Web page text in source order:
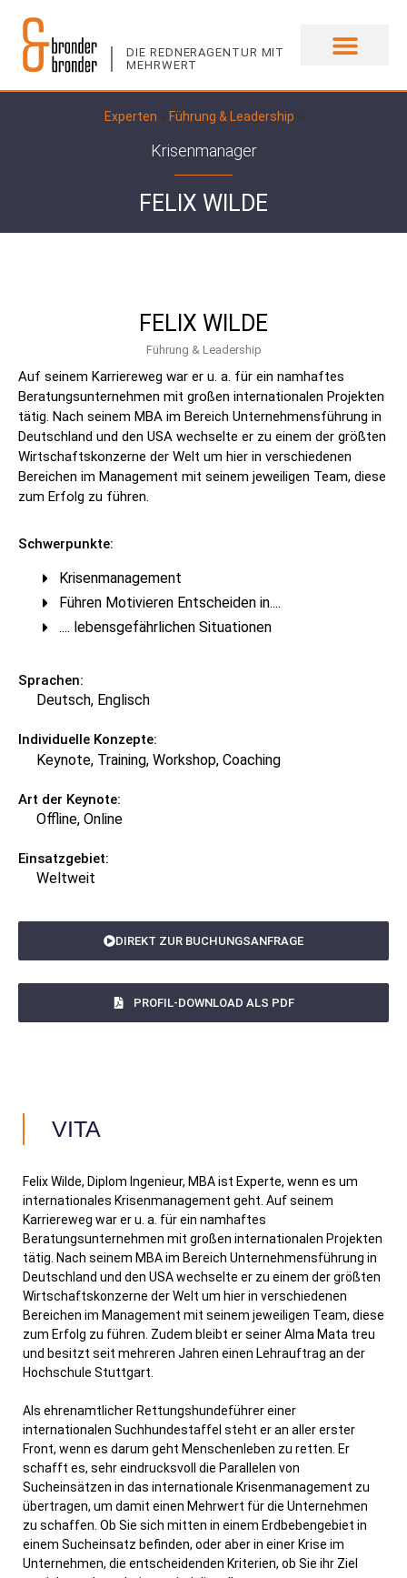
DIE REDNERAGENTUR MIT
MEHRWERT
Experten Führung & Leadership
Krisenmanager
FELIX WILDE
FELIX WILDE
Führung & Leadership
Auf seinem Karriereweg war er u. a. für ein namhaftes
Beratungsunternehmen mit großen internationalen Projekten
tätig. Nach seinem MBA im Bereich Unternehmensführung in
Deutschland und den USA wechselte er zu einem der größten
Wirtschaftskonzerne der Welt um hier in verschiedenen
Bereichen im Management mit seinem jeweiligen Team, diese
zum Erfolg zu führen.
Schwerpunkte:
Krisenmanagement
Führen Motivieren Entscheiden in....
.... lebensgefährlichen Situationen
Sprachen:
Deutsch, Englisch
Individuelle Konzepte:
Keynote, Training, Workshop, Coaching
Art der Keynote:
Offline, Online
Einsatzgebiet:
Weltweit
DIREKT ZUR BUCHUNGSANFRAGE
PROFIL-DOWNLOAD ALS PDF
VITA
Felix Wilde, Diplom Ingenieur, MBA ist Experte, wenn es um
internationales Krisenmanagement geht. Auf seinem
Karriereweg war er u. a. für ein namhaftes
Beratungsunternehmen mit großen internationalen Projekten
tätig. Nach seinem MBA im Bereich Unternehmensführung in
Deutschland und den USA wechselte er zu einem der größten
Wirtschaftskonzerne der Welt um hier in verschiedenen
Bereichen im Management mit seinem jeweiligen Team, diese
zum Erfolg zu führen. Zudem bleibt er seiner Alma Mata treu
und besitzt seit mehreren Jahren einen Lehrauftrag an der
Hochschule Stuttgart.
Als ehrenamtlicher Rettungshundeführer einer
internationalen Suchhundestaffel steht er an aller erster
Front, wenn es darum geht Menschenleben zu retten. Er
schafft es, sehr eindrucksvoll die Parallelen von
Sucheinsätzen in das internationale Krisenmanagement zu
übertragen, um damit einen Mehrwert für die Unternehmen
zu schaffen. Ob Sie sich mitten in einem Erdbebengebiet in
einem Sucheinsatz befinden, oder aber in einer Krise im
Unternehmen, die entscheidenden Kriterien, ob Sie ihr Ziel